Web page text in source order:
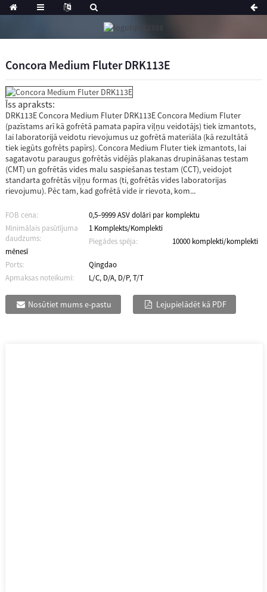
Concora Medium Fluter DRK113E
Īss apraksts:
DRK113E Concora Medium Fluter DRK113E Concora Medium Fluter
(pazīstams arī kā gofrētā pamata papīra viļņu veidotājs) tiek izmantots,
lai laboratorijā veidotu rievojumus uz gofrētā materiāla (kā rezultātā
tiek iegūts gofrēts papīrs). Concora Medium Fluter tiek izmantots, lai
sagatavotu paraugus gofrētās vidējās plakanas drupināšanas testam
(CMT) un gofrētās vides malu saspiešanas testam (CCT), veidojot
standarta gofrētās viļņu formas (ti, gofrētās vides laboratorijas
rievojumu). Pēc tam, kad gofrētā vide ir rievota, kom...
FOB cena:
0,5–9999 ASV dolāri par komplektu
Minimālais pasūtījuma
daudzums:
1 Komplekts/Komplekti
Piegādes spēja:
10000 komplekti/komplekti
mēnesī
Ports:
Qingdao
Apmaksas noteikumi:
L/C, D/A, D/P, T/T
Nosūtiet mums e-pastu Lejupielādēt kā PDF